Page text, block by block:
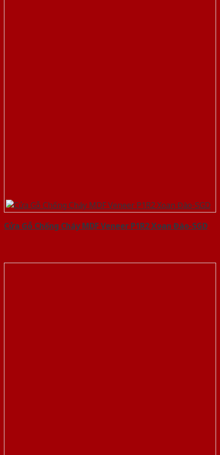
Cửa Gỗ Chống Cháy MDF Veneer P1R2 Xoan Đào-SGD